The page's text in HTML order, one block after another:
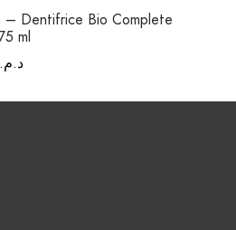
– Dentifrice Bio Complete
ml
د.م.